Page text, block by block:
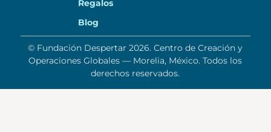
Regalos
Blog
© Fundación Despertar 2026. Centro de Creación y
Operaciones Globales — Morelia, México. Todos los
derechos reservados.